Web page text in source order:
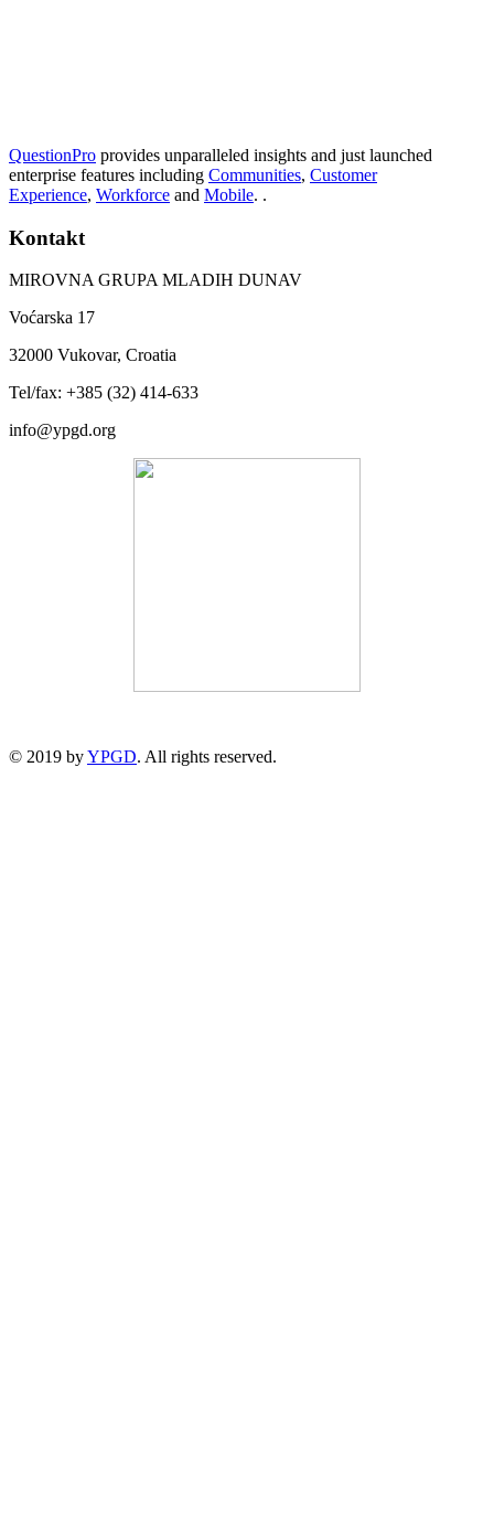
QuestionPro provides unparalleled insights and just launched
enterprise features including Communities, Customer
Experience, Workforce and Mobile. .
Kontakt
MIROVNA GRUPA MLADIH DUNAV
Voćarska 17
32000 Vukovar, Croatia
Tel/fax: +385 (32) 414-633
info@ypgd.org
© 2019 byYPGD. All rights reserved.